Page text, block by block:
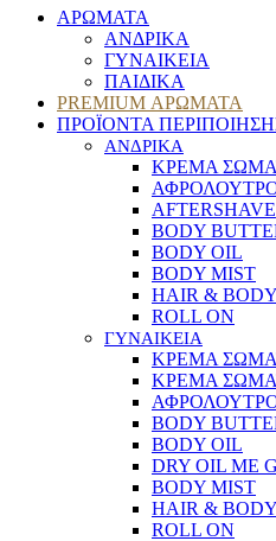
ΑΡΩΜΑΤΑ
ΑΝΔΡΙΚΑ
ΓΥΝΑΙΚΕΙΑ
ΠΑΙΔΙΚΑ
PREMIUM ΑΡΩΜΑΤΑ
ΠΡΟΪΟΝΤΑ
ΑΝΔΡΙΚΑ
ΚΡΕΜΑ
AFTERSHAVE
BODY
BODY OIL
BODY MIST
HAIR &
ROLL ON
ΓΥΝΑΙΚΕΙΑ
ΚΡΕΜΑ
ΚΡΕΜΑ
BODY
BODY OIL
DRY OIL ΜΕ
BODY MIST
HAIR &
ROLL ON